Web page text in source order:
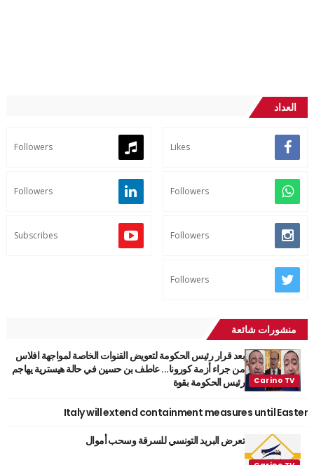
العداد
Likes
Followers
Followers
Followers
Followers
Subscribes
Followers
منشورات شائعة
بعد قرار رئيس الحكومة لتعويض القنوات الخاصة لمواجهة افلاس
من جراء أزمة كورونا... عاطف بن حسين في حالة هيسترية يهاجم
رئيس الحكومة بقوة
Italy will extend containment measures until Easter
تعرض البريد التونسي للسرقة وسحب أموال